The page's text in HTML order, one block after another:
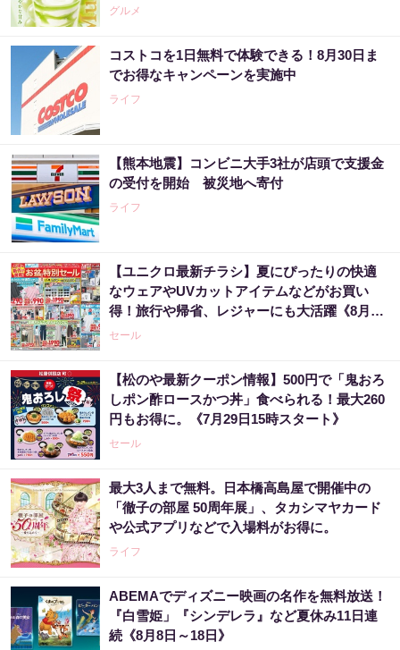
グルメ
コストコを1日無料で体験できる！8月30日ま
でお得なキャンペーンを実施中
ライフ
【熊本地震】コンビニ大手3社が店頭で支援金
の受付を開始 被災地へ寄付
ライフ
【ユニクロ最新チラシ】夏にぴったりの快適
なウェアやUVカットアイテムなどがお買い
得！旅行や帰省、レジャーにも大活躍《8月13
日まで》
セール
【松のや最新クーポン情報】500円で「鬼おろ
しポン酢ロースかつ丼」食べられる！最大260
円もお得に。《7月29日15時スタート》
セール
最大3人まで無料。日本橋高島屋で開催中の
「徹子の部屋 50周年展」、タカシマヤカード
や公式アプリなどで入場料がお得に。
ライフ
ABEMAでディズニー映画の名作を無料放送！
『白雪姫」『シンデレラ』など夏休み11日連
続《8月8日～18日》